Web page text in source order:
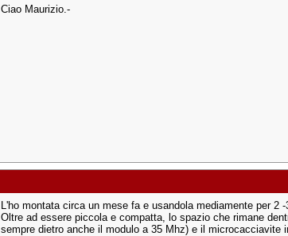
Ciao Maurizio.-
L'ho montata circa un mese fa e usandola mediamente per
Oltre ad essere piccola e compatta, lo spazio che rimane
sempre dietro anche il modulo a 35 Mhz) e il microcacciavite